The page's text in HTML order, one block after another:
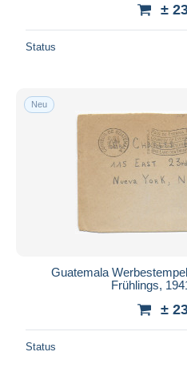
±
Status
Neu
Guatemala
Frühlings,
±
Status